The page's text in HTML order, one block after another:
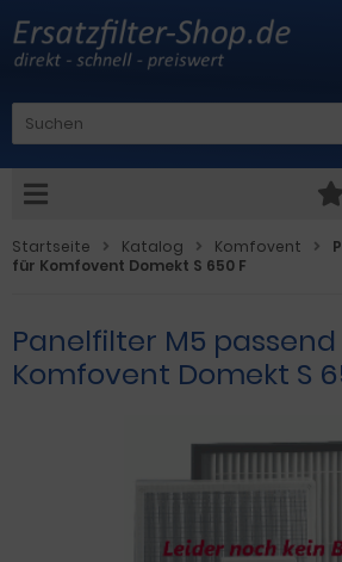
Startseite Katalog Komfovent
für Komfovent Domekt S 650 F
Panelfilter M5
Komfovent Domekt S